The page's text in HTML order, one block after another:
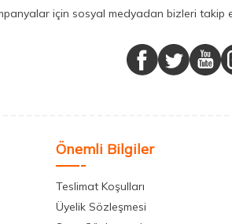
için sosyal medyadan bizleri takip
Önemli Bilgiler
Teslimat Koşulları
Üyelik Sözleşmesi